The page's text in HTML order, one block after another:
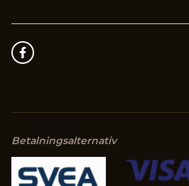
Betalningsalternativ